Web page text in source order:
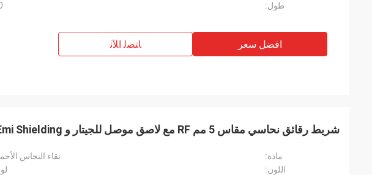
طول:
افضل سعر ﺎﺘﺼﻟ ﺍﻶﻧ
شريط رقائق نحاسي مقاس 5 مم RF مع لاصق موصل للجيتار و Emi Shielding
مادة:
نقاء النحاس الأحمر
اللون: